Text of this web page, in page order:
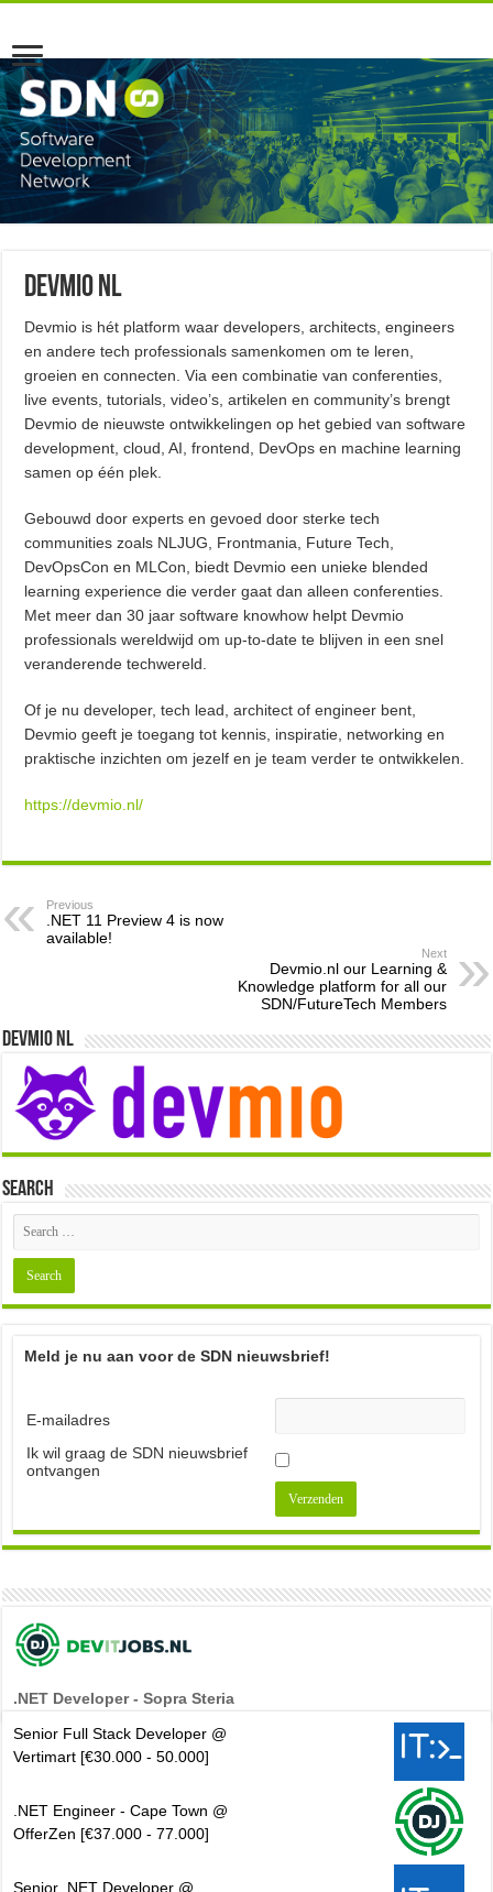
Devmio NL
Devmio is hét platform waar developers, architects, engineers
en andere tech professionals samenkomen om te leren,
groeien en connecten. Via een combinatie van conferenties,
live events, tutorials, video’s, artikelen en community’s brengt
Devmio de nieuwste ontwikkelingen op het gebied van software
development, cloud, AI, frontend, DevOps en machine learning
samen op één plek.
Gebouwd door experts en gevoed door sterke tech
communities zoals NLJUG, Frontmania, Future Tech,
DevOpsCon en MLCon, biedt Devmio een unieke blended
learning experience die verder gaat dan alleen conferenties.
Met meer dan 30 jaar software knowhow helpt Devmio
professionals wereldwijd om up-to-date te blijven in een snel
veranderende techwereld.
Of je nu developer, tech lead, architect of engineer bent,
Devmio geeft je toegang tot kennis, inspiratie, networking en
praktische inzichten om jezelf en je team verder te ontwikkelen.
https://devmio.nl/
Previous
.NET 11 Preview 4 is now
available!
Next
Devmio.nl our Learning &
Knowledge platform for all our
SDN/FutureTech Members
Devmio NL
Search
Meld je nu aan voor de SDN nieuwsbrief!
E-mailadres
Ik wil graag de SDN nieuwsbrief
ontvangen
.NET Developer - Sopra Steria
Senior Full Stack Developer @
Vertimart [€30.000 - 50.000]
.NET Engineer - Cape Town @
OfferZen [€37.000 - 77.000]
Senior .NET Developer @